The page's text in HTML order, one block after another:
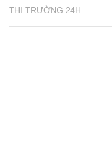
THỊ TRƯỜNG 24H